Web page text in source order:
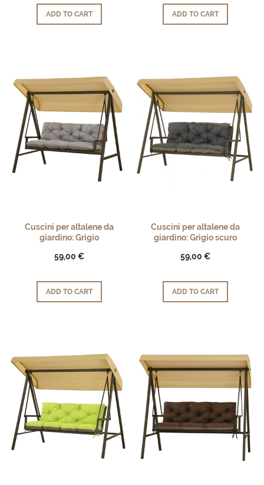
ADD TO CART ADD TO CART
Cuscini per altalene da
giardino: Grigio
59,00 €
ADD TO CART
Cuscini per altalene da
giardino: Grigio scuro
59,00 €
ADD TO CART